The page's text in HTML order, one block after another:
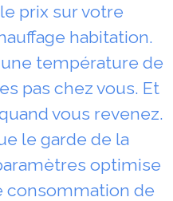
prix sur votre
habitation.
température de
pas chez vous. Et
vous revenez.
le garde de la
optimise
consommation de